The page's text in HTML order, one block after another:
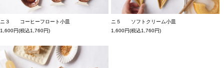
ニ３ コーヒーフロート小皿
1,600円(税込1,760円)
ニ５ ソフトクリーム小皿
1,600円(税込1,760円)